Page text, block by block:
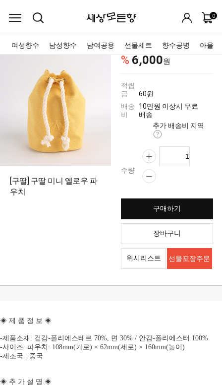
0
여성향수 남성향수 남여공용 선물세트 향수공병 아울렛
[구딸] 구딸 미니 옐로우 파
우치
% 6,000원
적립
금
60원
배송
비
10만원 이상시 무료
배송
추가 배송비 지역
수량
구매하기
장바구니
위시리스트 선물포장주문
◈ 제 품 정 보 ◈
-제품소재: 겉감-폴리에스테르 70%, 면 30% / 안감-폴리에스터 100%
-사이즈: 파우치: 108mm(가로) × 62mm(세로) × 160mm(높이)
-제조국 : 중국
◈ 추 가 설 명 ◈